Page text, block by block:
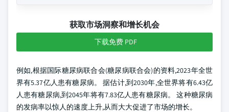
获取市场洞察和增长机会
下载免费 PDF
例如,根据国际糖尿病联合会(糖尿病联合会)的资料,2023年全世
界有5.37亿人患有糖尿病。 据估计,到2030年,全世界将有6.43亿
人患有糖尿病,到2045年将有7.83亿人患有糖尿病。 这种糖尿病
的发病率以惊人的速度上升,从而大大促进了市场的增长。